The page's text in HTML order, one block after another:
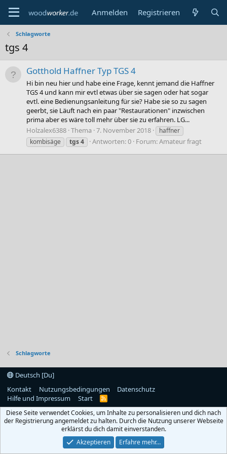
Anmelden Registrieren
Schlagworte
tgs 4
Gotthold Haffner Typ TGS 4
Hi bin neu hier und habe eine Frage, kennt jemand die Haffner
TGS 4 und kann mir evtl etwas über sie sagen oder hat sogar
evtl. eine Bedienungsanleitung für sie? Habe sie so zu sagen
geerbt, sie Läuft nach ein paar "Restaurationen" inzwischen
prima aber es wäre toll mehr über sie zu erfahren. LG...
Holzalex6388 Thema 7. November 2018
haffner
kombisäge
tgs4 Antworten: 0 Forum:Amateur fragt
Schlagworte
Deutsch [Du]
Kontakt
Nutzungsbedingungen
Datenschutz
Hilfe und Impressum
Start
R
S
Diese Seite verwendet Cookies, um Inhalte zu personalisieren und dich nach
der Registrierung angemeldet zu halten. Durch die Nutzung unserer Webseite
erklärst du dich damit einverstanden.
Akzeptieren
Erfahre mehr…